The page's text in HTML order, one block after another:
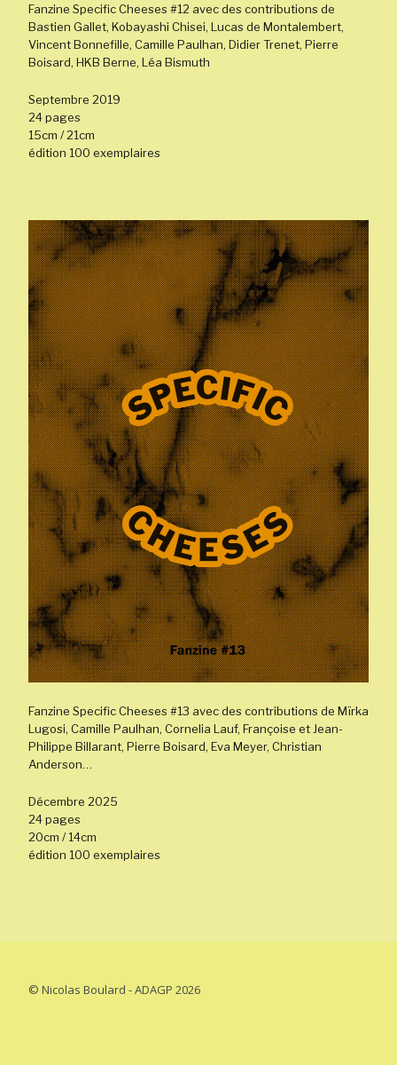
Fanzine Specific Cheeses #12 avec des contributions de
Bastien Gallet, Kobayashi Chisei, Lucas de Montalembert,
Vincent Bonnefille, Camille Paulhan, Didier Trenet, Pierre
Boisard, HKB Berne, Léa Bismuth
Septembre 2019
24 pages
15cm / 21cm
édition 100 exemplaires
Fanzine Specific Cheeses #13 avec des contributions de Mïrka
Lugosi, Camille Paulhan, Cornelia Lauf, Françoise et Jean-
Philippe Billarant, Pierre Boisard, Eva Meyer, Christian
Anderson…
Décembre 2025
24 pages
20cm / 14cm
édition 100 exemplaires
© Nicolas Boulard - ADAGP 2026